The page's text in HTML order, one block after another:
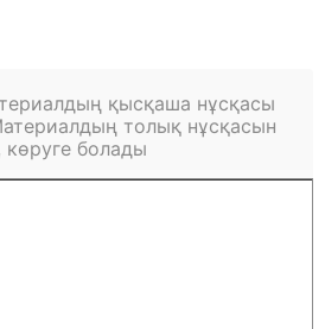
қысқаша нұсқасы
толық нұсқасын
болады